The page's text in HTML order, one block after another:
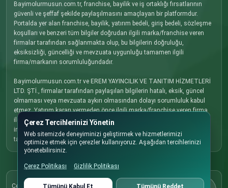
Bayimolurmusun.com.tr, franchise, bayilik ve iş ortaklığı fırsatlarının
güvenli ve şeffaf şekilde paylaşılmasını amaçlayan bir platformdur.
Portalda yer alan franchise, bayilik, yatırım bedeli, giriş bedeli, sözleşme
koşulları ve benzeri tüm bilgiler doğrudan ilgili marka/franchise veren
firmalar tarafından sağlanmakta olup, bu bilgilerin doğruluğu,
eksiksizliği, güncelliği ve mevzuata uygunluğu tamamen ilgili
firma/markanın sorumluluğundadır.
Bayimolurmusun.com.tr ve EREM YAYINCILIK VE TANITIM HİZMETLERİ
LTD. ŞTİ., firmalar tarafından paylaşılan bilgilerin hatalı, eksik, güncel
olmaması veya mevzuata aykırı olmasından dolayı sorumluluk kabul
etmez. Yatırım kararı vermeden önce ilgili marka/franchise veren firma
ile doğrudan iletişime geçmenizi, tüm koşulları detaylı olarak
incelemenizi ve gerekli hukuki, mali ve ticari danışmanlığı almanızı
tavsiye ederiz.
Çerez tercihlerinizi dilediğiniz zaman buradan Çerez Politikası
Çerez Tercihlerinizi Yönetin
Web sitemizde deneyiminizi geliştirmek ve hizmetlerimizi
optimize etmek için çerezler kullanıyoruz. Aşağıdan tercihlerinizi
yönetebilirsiniz.
Çerez Politikası Gizlilik Politikası
Tümünü Kabul Et Tümünü Reddet